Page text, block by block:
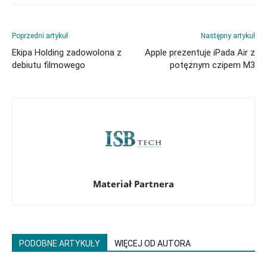
Poprzedni artykuł
Ekipa Holding zadowolona z
debiutu filmowego
Następny artykuł
Apple prezentuje iPada Air z
potężnym czipem M3
Materiał Partnera
PODOBNE ARTYKUŁY WIĘCEJ OD AUTORA